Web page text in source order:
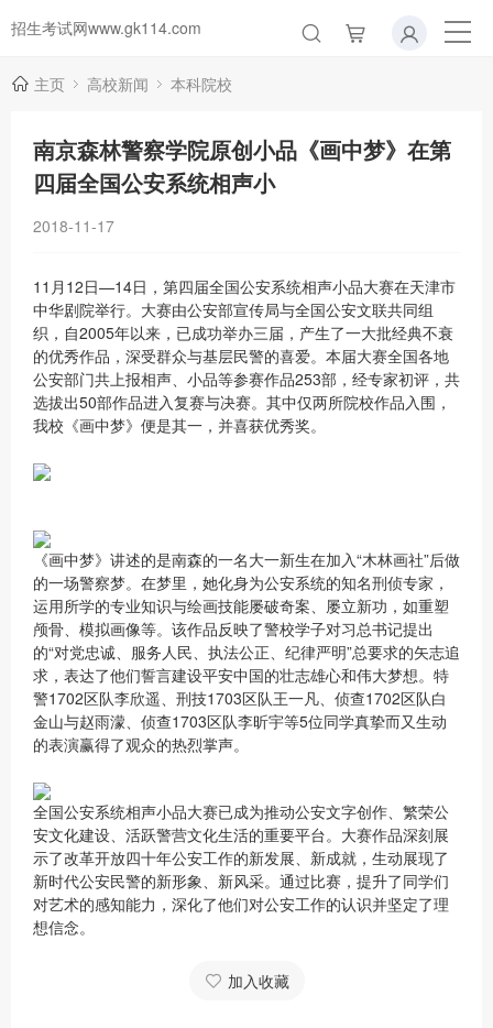
招生考试网www.gk114.com
主页 高校新闻 本科院校
南京森林警察学院原创小品《画中梦》在第
四届全国公安系统相声小
2018-11-17
11月12日—14日，第四届全国公安系统相声小品大赛在天津市
中华剧院举行。大赛由公安部宣传局与全国公安文联共同组
织，自2005年以来，已成功举办三届，产生了一大批经典不衰
的优秀作品，深受群众与基层民警的喜爱。本届大赛全国各地
公安部门共上报相声、小品等参赛作品253部，经专家初评，共
选拔出50部作品进入复赛与决赛。其中仅两所院校作品入围，
我校《画中梦》便是其一，并喜获优秀奖。
《画中梦》讲述的是南森的一名大一新生在加入“木林画社”后做
的一场警察梦。在梦里，她化身为公安系统的知名刑侦专家，
运用所学的专业知识与绘画技能屡破奇案、屡立新功，如重塑
颅骨、模拟画像等。该作品反映了警校学子对习总书记提出
的“对党忠诚、服务人民、执法公正、纪律严明”总要求的矢志追
求，表达了他们誓言建设平安中国的壮志雄心和伟大梦想。特
警1702区队李欣遥、刑技1703区队王一凡、侦查1702区队白
金山与赵雨濛、侦查1703区队李昕宇等5位同学真挚而又生动
的表演赢得了观众的热烈掌声。
全国公安系统相声小品大赛已成为推动公安文字创作、繁荣公
安文化建设、活跃警营文化生活的重要平台。大赛作品深刻展
示了改革开放四十年公安工作的新发展、新成就，生动展现了
新时代公安民警的新形象、新风采。通过比赛，提升了同学们
对艺术的感知能力，深化了他们对公安工作的认识并坚定了理
想信念。
加入收藏